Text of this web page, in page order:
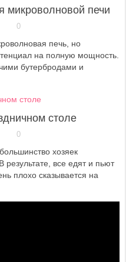
микроволновой печи
0
печь, но
на полную мощность.
бутербродами и
столе
0
хозяек
результате, все едят и пьют
плохо сказывается на